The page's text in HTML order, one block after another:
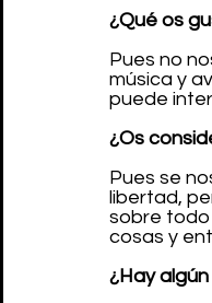
¿Qué os
Pues no
música y
puede
¿Os
Pues se
libertad,
sobre todo
cosas y
¿Hay